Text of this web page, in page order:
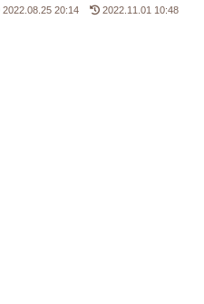
2022.08.25 20:14 2022.11.01 10:48